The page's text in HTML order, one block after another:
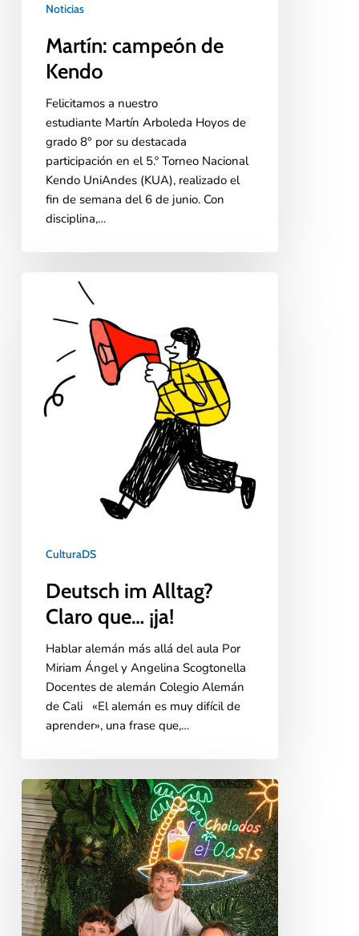
Noticias
Martín: campeón de
Kendo
Felicitamos a nuestro
estudiante Martín Arboleda Hoyos de
grado 8° por su destacada
participación en el 5.º Torneo Nacional
Kendo UniAndes (KUA), realizado el
fin de semana del 6 de junio. Con
disciplina,…
CulturaDS
Deutsch im Alltag?
Claro que… ¡ja!
Hablar alemán más allá del aula Por
Miriam Ángel y Angelina Scogtonella
Docentes de alemán Colegio Alemán
de Cali «El alemán es muy difícil de
aprender», una frase que,…